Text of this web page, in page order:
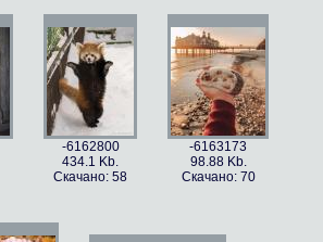
Самые смешные фото (17)
213.46 Kb.
Скачано: 66
Самые смешные фото (30)
1018.75 Kb.
Скачано: 75
Скачано: 67
-6162800
434.1 Kb.
Скачано: 58
-6163173
98.88 Kb.
Скачано: 70